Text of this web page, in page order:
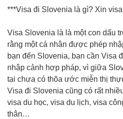
***Visa đi Slovenia là gì? Xin
Visa Slovenia là là một con dấu
rằng một cá nhân được phép
bạn đến Slovenia, bạn cần Visa
nhập cảnh hợp pháp, vì giữa
tại chưa có thõa ước miễn thị
Visa đi Slovenia cũng có rất
visa du học, visa du lịch, visa
thân…